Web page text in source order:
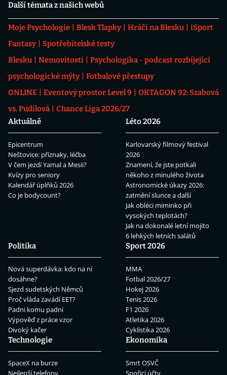
Další témata z našich webů
Moje Psychologie Blesk Tlapky Hráči na Blesku
iSport
Fantasy
Spotřebitelské testy
Blesku
Nemovitosti
Psychologika - podcast rozbíjející
psychologické mýty
Fotbalové přestupy
ONLINE
Eventový prostor Level 9
OKTAGON 92: Szabová
vs. Pudilová
Chance Liga 2026/27
Aktuálně
Epicentrum
Neštovice: příznaky, léčba
V čem jezdí Yamal a Mesii?
Kvízy pro seniory
Kalendář úplňků 2026
Co je bodycount?
Léto 2026
Karlovarský filmový festival
2026
Znamení, že jste potkali
někoho z minulého života
Astronomické úkazy 2026:
zatmění slunce a další
Jak obléci miminko při
vysokých teplotách?
Jak na dokonalé letní mojito
6 lehkých letních salátů
Politika
Nová superdávka: kdo na ní
dosáhne?
Sjezd sudetských Němců
Proč vláda zavádí EET?
Padni komu padni
Výpověď z práce vzor
Divoký kačer
Sport 2026
MMA
Fotbal 2026/27
Hokej 2026
Tenis 2026
F1 2026
Atletika 2026
Cyklistika 2026
Technologie
SpaceX na burze
Nejlepší telefony
Ekonomika
Smrt OSVČ
Spořicí účty